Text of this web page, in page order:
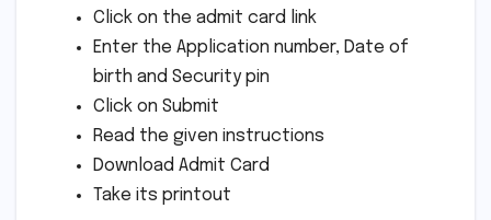
Click on the admit card link
Enter the Application number, Date of
birth and Security pin
Click on Submit
Read the given instructions
Download Admit Card
Take its printout